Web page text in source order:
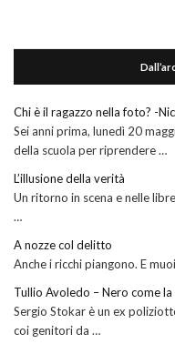
Chi è il ragazzo nella foto? -
Sei anni prima, lunedì 20
della scuola per riprendere …
L’illusione della verità
Un ritorno in scena e nelle
…
A nozze col delitto
Anche i ricchi piangono. E
Tullio Avoledo – Nero come
Sergio Stokar è un ex
coi genitori da …